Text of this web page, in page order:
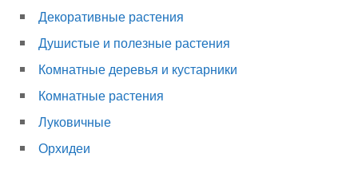
Декоративные растения
Душистые и полезные растения
Комнатные деревья и кустарники
Комнатные растения
Луковичные
Орхидеи